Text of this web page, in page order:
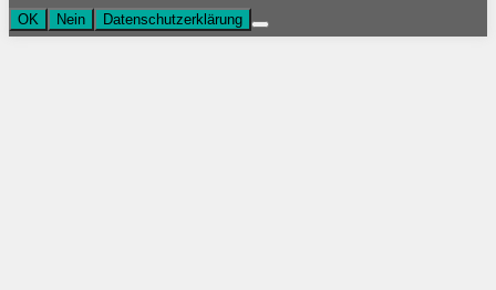
OK Nein Datenschutzerklärung